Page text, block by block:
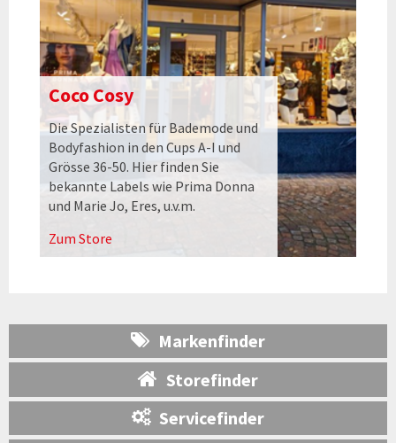
Coco Cosy
Die Spezialisten für Bademode und
Bodyfashion in den Cups A-I und
Grösse 36-50. Hier finden Sie
bekannte Labels wie Prima Donna
und Marie Jo, Eres, u.v.m.
Zum Store
Markenfinder
Storefinder
Servicefinder